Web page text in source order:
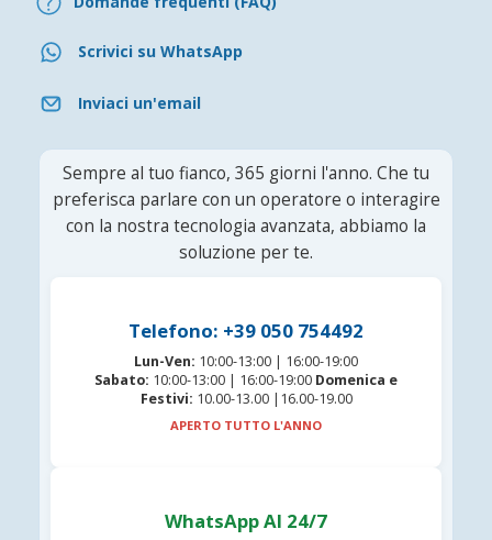
Scrivici su WhatsApp
Inviaci un'email
Sempre al tuo fianco, 365 giorni l'anno. Che tu
preferisca parlare con un operatore o interagire
con la nostra tecnologia avanzata, abbiamo la
soluzione per te.
Telefono: +39 050 754492
Lun-Ven: 10:00-13:00 | 16:00-19:00
Sabato: 10:00-13:00 | 16:00-19:00 Domenica e
Festivi: 10.00-13.00 |16.00-19.00
APERTO TUTTO L'ANNO
WhatsApp AI 24/7